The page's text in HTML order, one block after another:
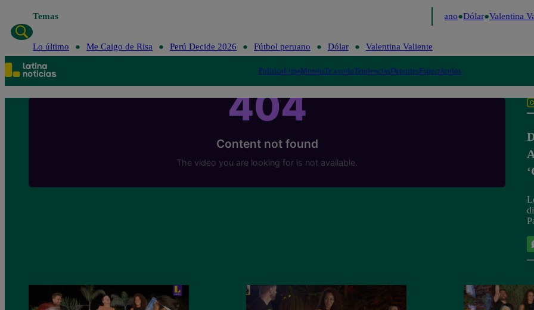
Temas Fútbol peruano Dólar Valentina
Lo último Me Caigo de Risa Perú Decide 2026 Fútbol peruano Dólar Valentina Valiente
PolíticaLimaMundoTe ayudoTendenciasDeportesEspectáculos